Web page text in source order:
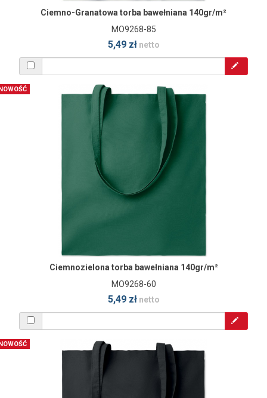
Ciemno-Granatowa torba bawełniana 140gr/m²
MO9268-85
5,49 złnetto
Ciemnozielona torba bawełniana 140gr/m²
MO9268-60
5,49 złnetto